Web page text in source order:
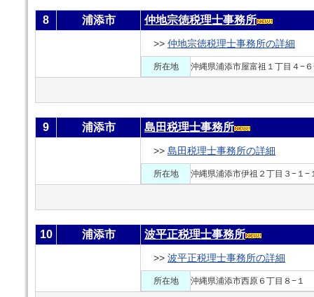
8 浦添市 仲地宗徳税理士事務所
>> 仲地宗徳税理士事務所の詳細
所在地 沖縄県浦添市屋富祖１丁目４−
9 浦添市 島田税理士事務所
>> 島田税理士事務所の詳細
所在地 沖縄県浦添市伊祖２丁目３−１−
10 浦添市 波平正税理士事務所
>> 波平正税理士事務所の詳細
所在地 沖縄県浦添市西原６丁目８−１